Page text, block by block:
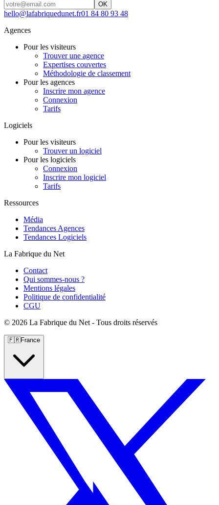
OK
hello@lafabriquedunet.fr01 84 80 93 48
Agences
Pour les visiteurs
Trouver une agence
Expertises couvertes
Méthodologie de classement
Pour les agences
Inscrire mon agence
Connexion
Tarifs
Logiciels
Pour les visiteurs
Trouver un logiciel
Pour les logiciels
Connexion
Inscrire mon logiciel
Tarifs
Ressources
Média
Tendances Agences
Tendances Logiciels
La Fabrique du Net
Contact
Qui sommes-nous ?
Mentions légales
Politique de confidentialité
CGU
© 2026 La Fabrique du Net - Tous droits réservés
🇫🇷France